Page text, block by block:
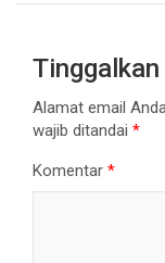
Alamat email
wajib ditandai *
Komentar *